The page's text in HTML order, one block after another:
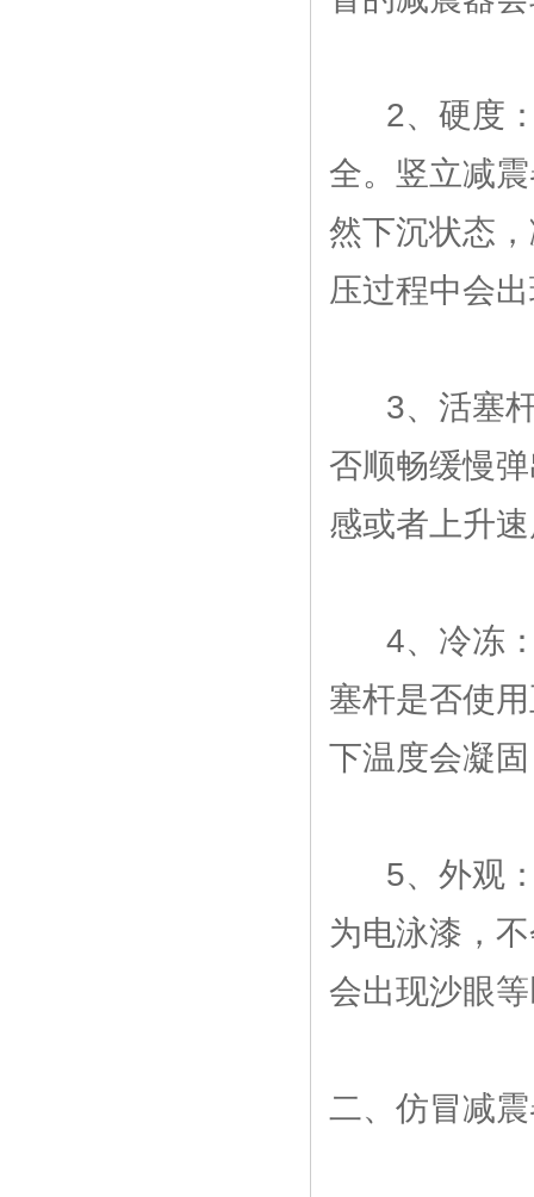
2、硬度：
全。竖立减
然下沉状态
压过程中会
3、活塞杆
否顺畅缓慢
感或者上升
4、冷冻：
塞杆是否使
下温度会凝
5、外观：
为电泳漆，
会出现沙眼
二、仿冒减